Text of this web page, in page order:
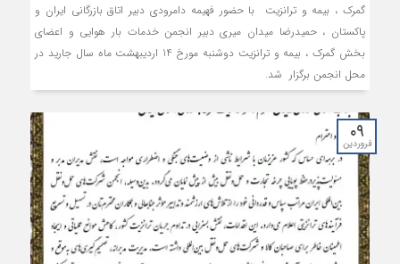
گمرک ، بیمه و ترانزیت با حضور فهیمه دامرودی دبیر اتاق بازرگانی ایران و
پاکستان ، حمیدرضا میدان میری دبیر انجمن خدمات بار هوایی و اعضای
بخش گمرک ، بیمه و ترانزیت دوشنبه مورخ 14 اردیبهشت ماه سال جارید در
محل انجمن برگزار شد.
۰۹
فروردین